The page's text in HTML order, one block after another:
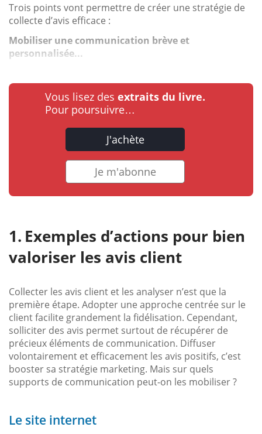
Trois points vont permettre de créer une stratégie de
collecte d’avis efficace :
Mobiliser une communication brève et
personnalisée...
Vous lisez des extraits du livre.
Pour poursuivre…
J'achète
Je m'abonne
Exemples d’actions pour bien
valoriser les avis client
Collecter les avis client et les analyser n’est que la
première étape. Adopter une approche centrée sur le
client facilite grandement la fidélisation. Cependant,
solliciter des avis permet surtout de récupérer de
précieux éléments de communication. Diffuser
volontairement et efficacement les avis positifs, c’est
booster sa stratégie marketing. Mais sur quels
supports de communication peut-on les mobiliser ?
Le site internet